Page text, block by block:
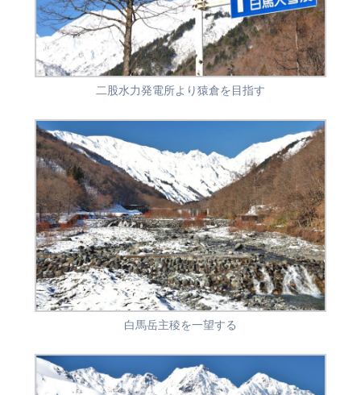
二股水力発電所より猿倉を目指す
白馬岳主稜を一望する